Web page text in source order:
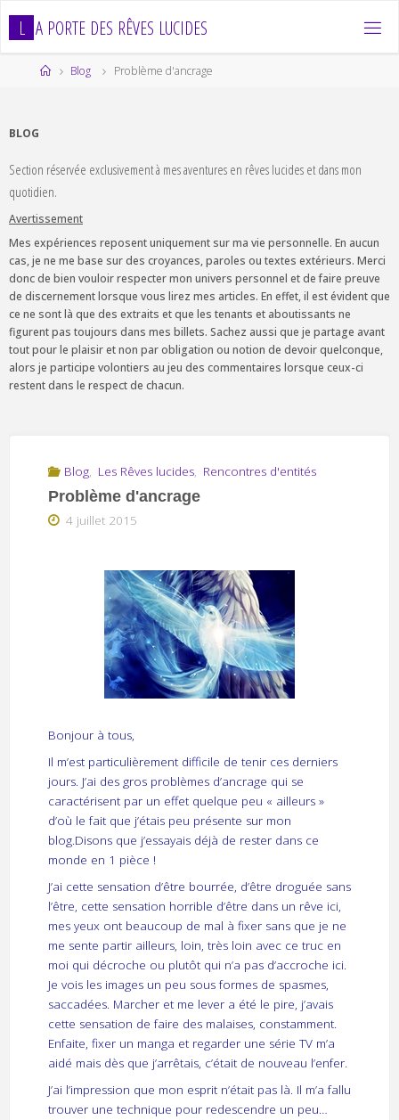
L A PORTE DES RÊVES LUCIDES
HomeBlog Problème d'ancrage
BLOG
Section réservée exclusivement à mes aventures en rêves lucides et dans mon
quotidien.
Avertissement
Mes expériences reposent uniquement sur ma vie personnelle. En aucun
cas, je ne me base sur des croyances, paroles ou textes extérieurs. Merci
donc de bien vouloir respecter mon univers personnel et de faire preuve
de discernement lorsque vous lirez mes articles. En effet, il est évident que
ce ne sont là que des extraits et que les tenants et aboutissants ne
figurent pas toujours dans mes billets. Sachez aussi que je partage avant
tout pour le plaisir et non par obligation ou notion de devoir quelconque,
alors je participe volontiers au jeu des commentaires lorsque ceux-ci
restent dans le respect de chacun.
Blog, Les Rêves lucides, Rencontres d'entités
Problème d'ancrage
4 juillet 2015
Bonjour à tous,
Il m’est particulièrement difficile de tenir ces derniers
jours. J’ai des gros problèmes d’ancrage qui se
caractérisent par un effet quelque peu « ailleurs »
d’où le fait que j’étais peu présente sur mon
blog.Disons que j’essayais déjà de rester dans ce
monde en 1 pièce !
J’ai cette sensation d’être bourrée, d’être droguée sans
l’être, cette sensation horrible d’être dans un rêve ici,
mes yeux ont beaucoup de mal à fixer sans que je ne
me sente partir ailleurs, loin, très loin avec ce truc en
moi qui décroche ou plutôt qui n’a pas d’accroche ici.
Je vois les images un peu sous formes de spasmes,
saccadées. Marcher et me lever a été le pire, j’avais
cette sensation de faire des malaises, constamment.
Enfaite, fixer un manga et regarder une série TV m’a
aidé mais dès que j’arrêtais, c’était de nouveau l’enfer.
J’ai l’impression que mon esprit n’était pas là. Il m’a fallu
trouver une technique pour redescendre un peu…